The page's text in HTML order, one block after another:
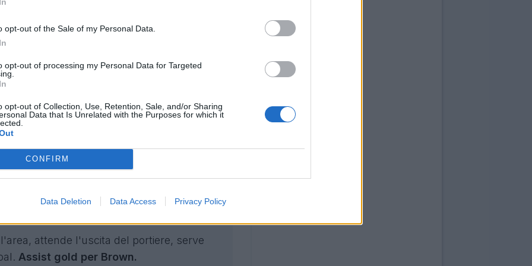
opt-out of the Sale of my Personal Data.
opt-out of processing my Personal Data for Targeted
opt-out of Collection, Use, Retention, Sale, and/or Sharing
Data that Is Unrelated with the Purposes for which it
CONFIRM
Data Deletion Data Access Privacy Policy
- HEIDENHEIM 3-0
trova il fondo e mette in mezzo un pallone
rete.Assist standard per Chaibi.
con un ottimo inserimento trova
attende l'uscita del portiere, serve
Assist gold per Brown.